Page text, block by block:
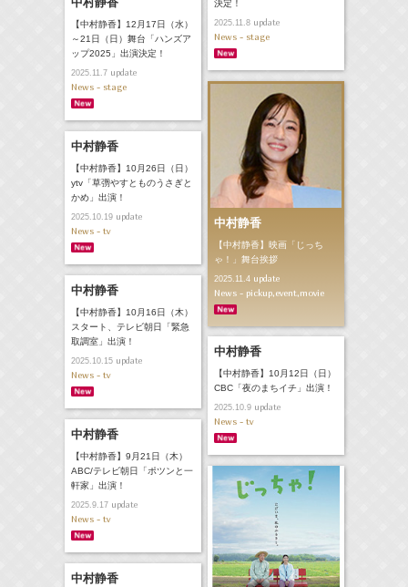
決定！
2025.11.8update
News - stage
【中村静香】12月17日（水）
～21日（日）舞台「ハンズア
ップ2025」出演決定！
2025.11.7update
News - stage
中村静香
【中村静香】映画「じっち
ゃ！」舞台挨拶
2025.11.4update
News - pickup,event,movie
中村静香
【中村静香】10月26日（日）
ytv「草彅やすとものうさぎと
かめ」出演！
2025.10.19update
News - tv
中村静香
【中村静香】10月16日（木）
スタート、テレビ朝日「緊急
取調室」出演！
2025.10.15update
News - tv
中村静香
【中村静香】10月12日（日）
CBC「夜のまちイチ」出演！
2025.10.9update
News - tv
中村静香
【中村静香】9月21日（木）
ABC/テレビ朝日「ポツンと一
軒家」出演！
2025.9.17update
News - tv
中村静香